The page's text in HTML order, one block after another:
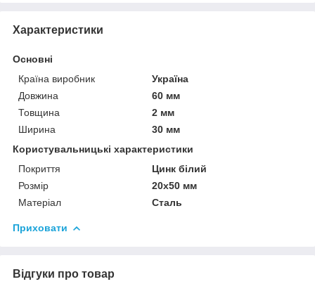
Характеристики
Основні
Країна виробник
Україна
Довжина
60 мм
Товщина
2 мм
Ширина
30 мм
Користувальницькі характеристики
Покриття
Цинк білий
Розмір
20х50 мм
Матеріал
Сталь
Приховати
Відгуки про товар